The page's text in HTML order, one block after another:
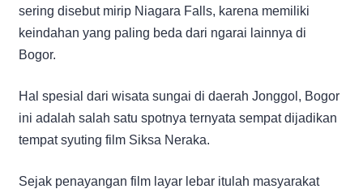
sering disebut mirip Niagara Falls, karena memiliki
keindahan yang paling beda dari ngarai lainnya di
Bogor.
Hal spesial dari wisata sungai di daerah Jonggol, Bogor
ini adalah salah satu spotnya ternyata sempat dijadikan
tempat syuting film Siksa Neraka.
Sejak penayangan film layar lebar itulah masyarakat